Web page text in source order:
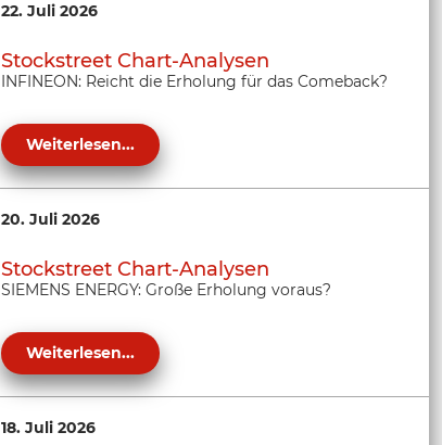
22. Juli 2026
Stockstreet Chart-Analysen
INFINEON: Reicht die Erholung für das Comeback?
Weiterlesen...
20. Juli 2026
Stockstreet Chart-Analysen
SIEMENS ENERGY: Große Erholung voraus?
Weiterlesen...
18. Juli 2026